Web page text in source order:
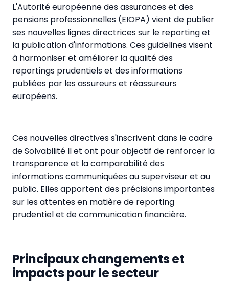
L'Autorité européenne des assurances et des
pensions professionnelles (EIOPA) vient de publier
ses nouvelles lignes directrices sur le reporting et
la publication d'informations. Ces guidelines visent
à harmoniser et améliorer la qualité des
reportings prudentiels et des informations
publiées par les assureurs et réassureurs
européens.
Ces nouvelles directives s'inscrivent dans le cadre
de Solvabilité II et ont pour objectif de renforcer la
transparence et la comparabilité des
informations communiquées au superviseur et au
public. Elles apportent des précisions importantes
sur les attentes en matière de reporting
prudentiel et de communication financière.
Principaux changements et
impacts pour le secteur